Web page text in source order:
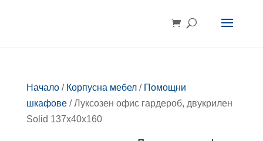
Начало/ Корпусна мебел/ Помощни
шкафове/ Луксозен офис гардероб, двукрилен
Solid 137x40x160